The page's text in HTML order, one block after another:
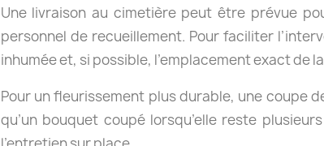
Une livraison au cimetière peut être prévue
personnel de recueillement. Pour faciliter
inhumée et, si possible, l’emplacement exact de
Pour un fleurissement plus durable, une coupe
qu’un bouquet coupé lorsqu’elle reste